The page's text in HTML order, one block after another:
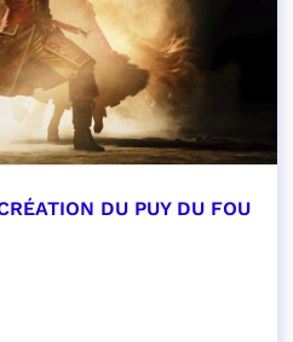
DU PUY DU FOU